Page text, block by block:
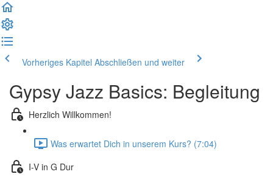
Vorheriges Kapitel Abschließen und weiter
Gypsy Jazz Basics: Begleitung
Herzlich Willkommen!
Was erwartet Dich in unserem Kurs? (7:04)
I-V in G Dur